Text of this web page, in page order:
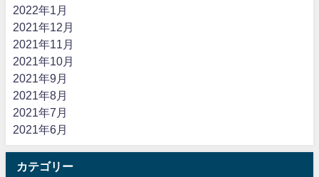
2022年1月
2021年12月
2021年11月
2021年10月
2021年9月
2021年8月
2021年7月
2021年6月
カテゴリー